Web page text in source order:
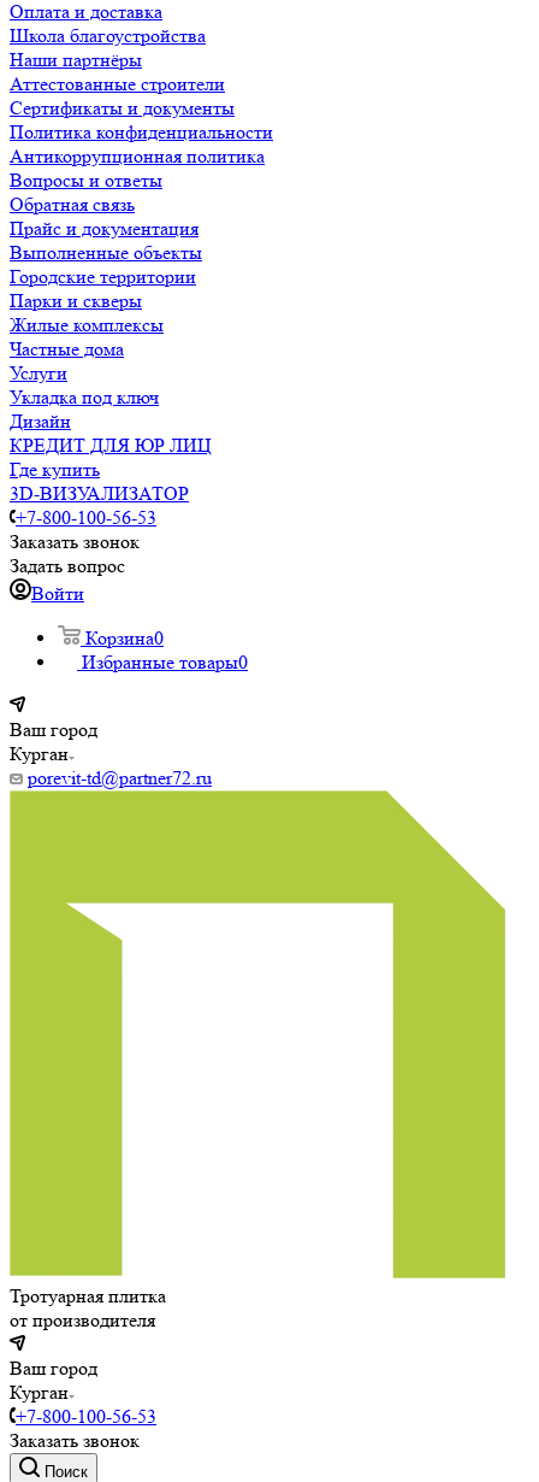
Оплата и доставка
Школа благоустройства
Наши партнёры
Аттестованные строители
Сертификаты и документы
Политика конфиденциальности
Антикоррупционная политика
Вопросы и ответы
Обратная связь
Прайс и документация
Выполненные объекты
Городские территории
Парки и скверы
Жилые комплексы
Частные дома
Услуги
Укладка под ключ
Дизайн
КРЕДИТ ДЛЯ ЮР ЛИЦ
Где купить
3D-ВИЗУАЛИЗАТОР
+7-800-100-56-53
Заказать звонок
Задать вопрос
Войти
Корзина0
Избранные товары0
Ваш город
Курган
porevit-td@partner72.ru
Тротуарная плитка
от производителя
Ваш город
Курган
+7-800-100-56-53
Заказать звонок
Поиск